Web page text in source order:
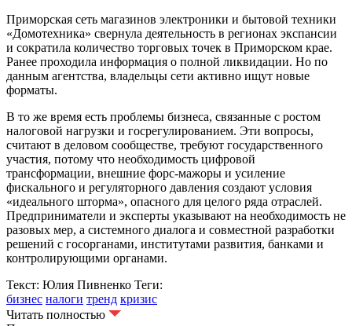
Приморская сеть магазинов электроники и бытовой техники
«Домотехника» свернула деятельность в регионах экспансии
и сократила количество торговых точек в Приморском крае.
Ранее проходила информация о полной ликвидации. Но по
данным агентства, владельцы сети активно ищут новые
форматы.
В то же время есть проблемы бизнеса, связанные с ростом
налоговой нагрузки и госрегулированием. Эти вопросы,
считают в деловом сообществе, требуют государственного
участия, потому что необходимость цифровой
трансформации, внешние форс-мажоры и усиление
фискального и регуляторного давления создают условия
«идеального шторма», опасного для целого ряда отраслей.
Предприниматели и эксперты указывают на необходимость не
разовых мер, а системного диалога и совместной разработки
решений с госорганами, институтами развития, банками и
контролирующими органами.
Текст: Юлия Пивненко Теги:
бизнес налоги тренд кризис
Читать полностью